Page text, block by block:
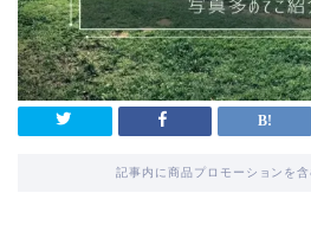
記事内に商品プロモーションを